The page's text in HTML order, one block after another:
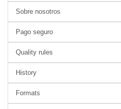
Sobre nosotros
Pago seguro
Quality rules
History
Formats